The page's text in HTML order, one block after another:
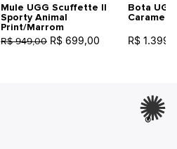
Mule UGG Scuffette II
Sporty Animal
Print/Marrom
R$ 949,00 R$ 699,00
Bota
Caramelo
R$
®